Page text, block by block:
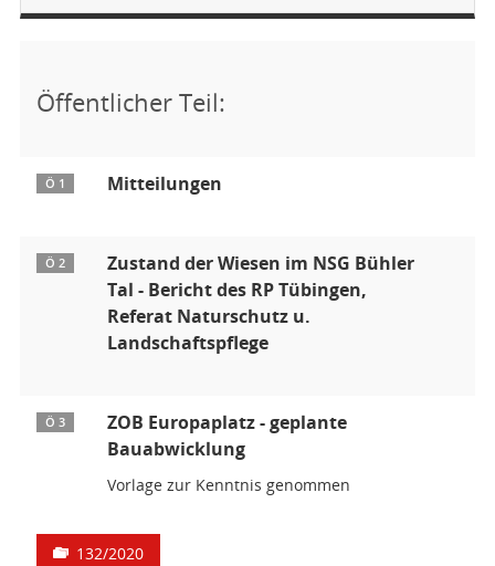
Öffentlicher Teil:
Ö 1 Mitteilungen
Ö 2
Zustand der Wiesen im NSG Bühler
Tal - Bericht des RP Tübingen,
Referat Naturschutz u.
Landschaftspflege
Ö 3
ZOB Europaplatz - geplante
Bauabwicklung
Vorlage zur Kenntnis genommen
132/2020